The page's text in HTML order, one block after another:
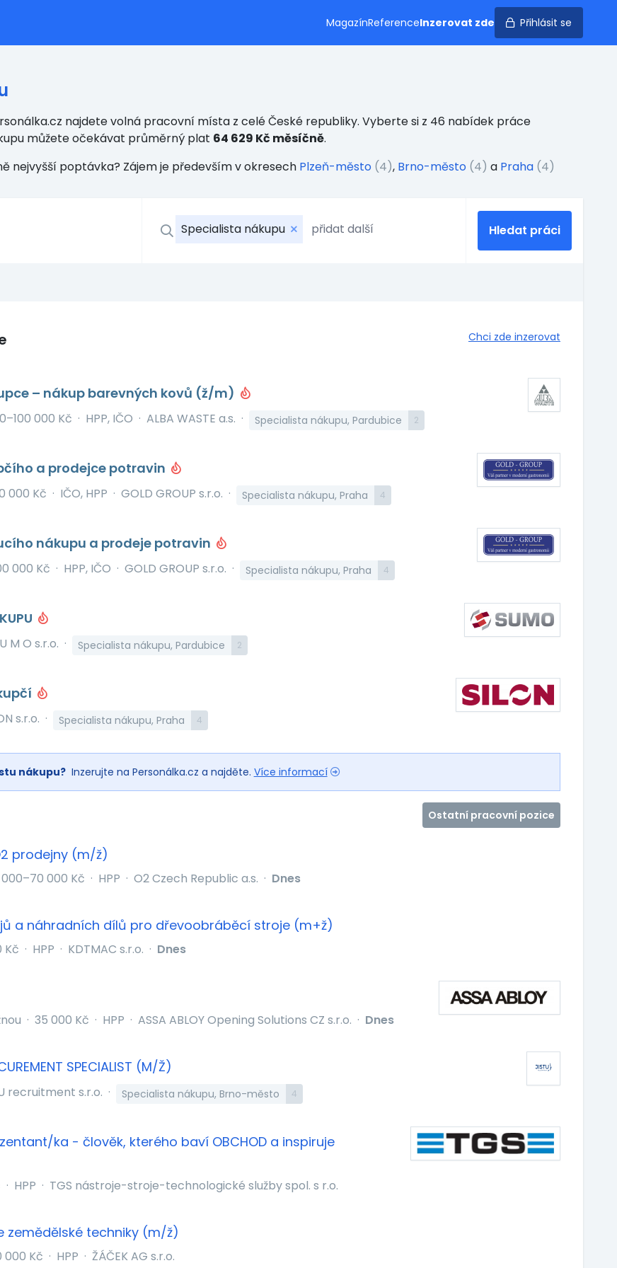
MagazínReferenceInzerovat zde Přihlásit se
najdete volná pracovní místa z celé České republiky. Vyberte si z 46 nabídek práce
můžete očekávat průměrný plat 64 629 Kč měsíčně.
nejvyšší poptávka? Zájem je především v okresech Plzeň-město (4), Brno-město (4) a Praha (4)
Specialista nákupu Hledat práci
Chci zde inzerovat
– nákup barevných kovů (ž/m)
000 Kč · HPP, IČO · ALBA WASTE a.s. · Specialista nákupu, Pardubice 2
a prodejce potravin
000 Kč · IČO, HPP · GOLD GROUP s.r.o. · Specialista nákupu, Praha 4
nákupu a prodeje potravin
000 Kč · HPP, IČO · GOLD GROUP s.r.o. · Specialista nákupu, Praha 4
M O s.r.o. · Specialista nákupu, Pardubice 2
s.r.o. · Specialista nákupu, Praha 4
nákupu? Inzerujte na Personálka.cz a najděte. Více informací
Ostatní pracovní pozice
prodejny (m/ž)
000 Kč · HPP · O2 Czech Republic a.s. · Dnes
a náhradních dílů pro dřevoobráběcí stroje (m+ž)
Kč · HPP · KDTMAC s.r.o. · Dnes
· 35 000 Kč · HPP · ASSA ABLOY Opening Solutions CZ s.r.o. · Dnes
SPECIALIST (M/Ž)
recruitment s.r.o. · Specialista nákupu, Brno-město 4
ka - člověk, kterého baví OBCHOD a inspiruje
· HPP · TGS nástroje-stroje-technologické služby spol. s r.o.
zemědělské techniky (m/ž)
000 Kč · HPP · ŽÁČEK AG s.r.o.